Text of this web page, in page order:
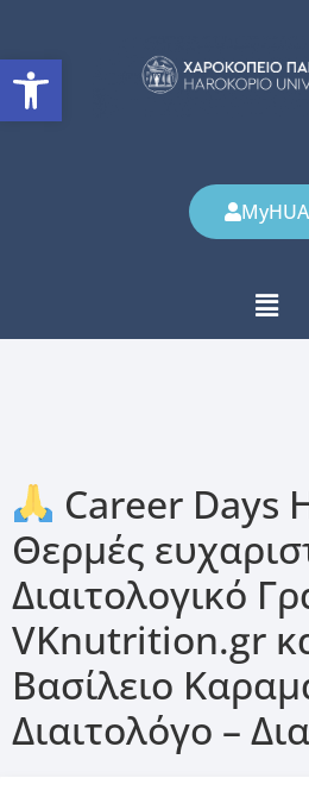
Ανοίξτε τη
MyHUA
Career Days
Θερμές
Διαιτολογικό
VKnutrition.gr
Βασίλειο
Διαιτολόγο –